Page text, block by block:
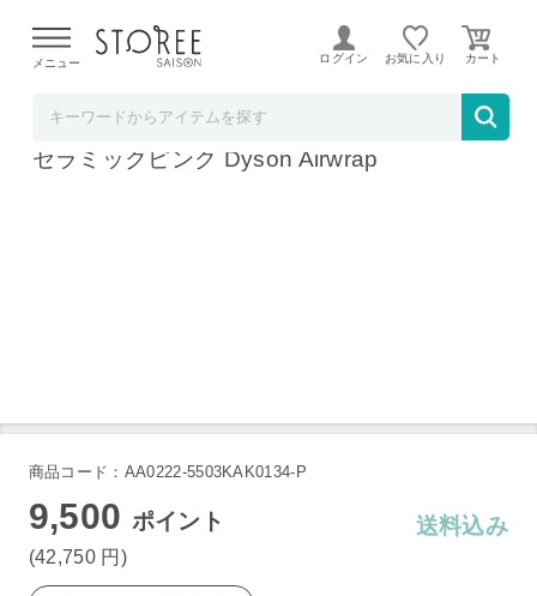
よる配送遅延が発生しております。
メニュー ログイン お気に入り
ダイソン マルチスタイラー HS05 VLP ENT
セラミックピンク Dyson Airwrap
商品コード：AA0222-5503KAK0134-P
9,500 ポイント
(42,750 円 )
送料込み